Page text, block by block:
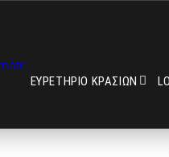
ΕΥΡΕΤΗΡΙΟ ΚΡΑΣΙΩΝ